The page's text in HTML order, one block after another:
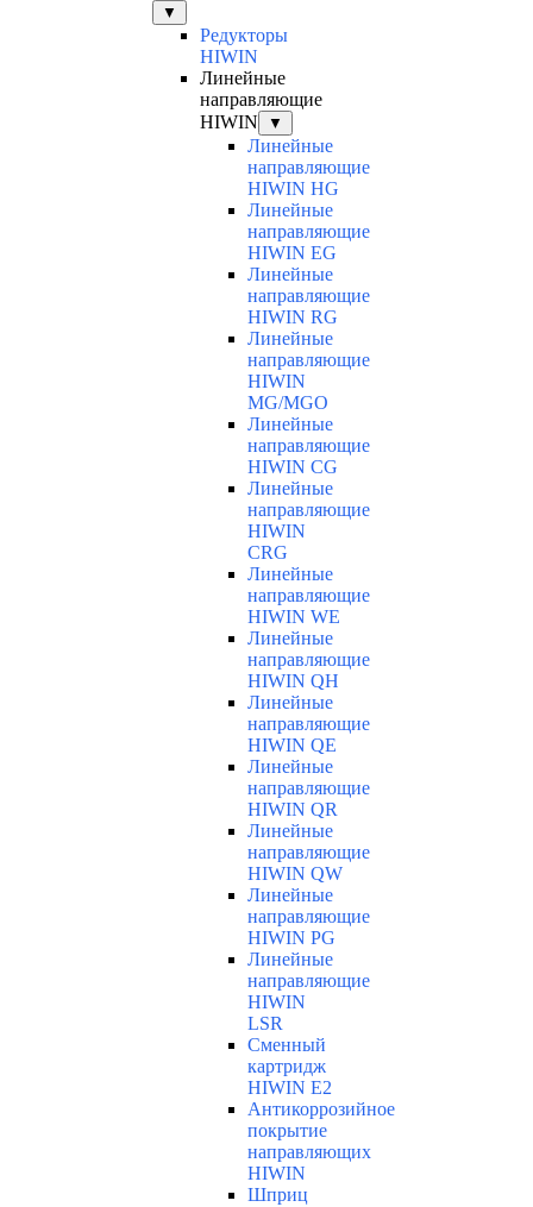
▼
Редукторы
HIWIN
Линейные
направляющие
HIWIN
▼
Линейные
направляющие
HIWIN HG
Линейные
направляющие
HIWIN EG
Линейные
направляющие
HIWIN RG
Линейные
направляющие
HIWIN
MG/MGO
Линейные
направляющие
HIWIN CG
Линейные
направляющие
HIWIN
CRG
Линейные
направляющие
HIWIN WE
Линейные
направляющие
HIWIN QH
Линейные
направляющие
HIWIN QE
Линейные
направляющие
HIWIN QR
Линейные
направляющие
HIWIN QW
Линейные
направляющие
HIWIN PG
Линейные
направляющие
HIWIN
LSR
Сменный
картридж
HIWIN E2
Антикоррозийное
покрытие
направляющих
HIWIN
Шприц